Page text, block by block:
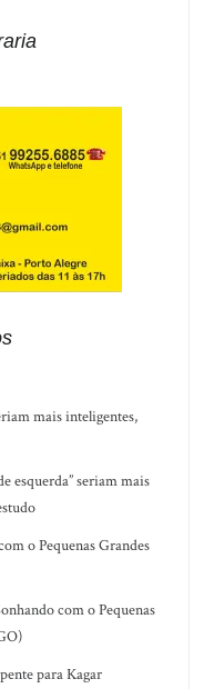
mais inteligentes,
esquerda” seriam mais
o Pequenas Grandes
com o Pequenas
para Kagar